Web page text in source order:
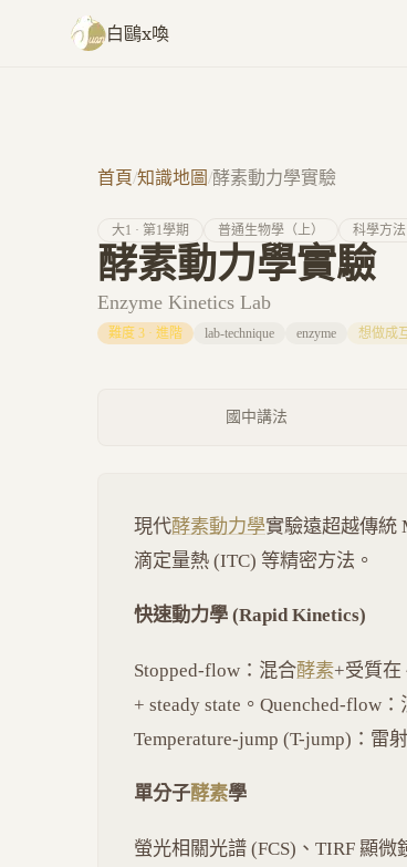
跳至主要內容
白鷗x喚
首頁/知識地圖/酵素動力學實驗
大1 · 第1學期 普通生物學（上） 科學方法
酵素動力學實驗
Enzyme Kinetics Lab
難度 3 · 進階 lab-technique enzyme 想做成
國中講法
現代酵素動力學實驗遠超越傳統
滴定量熱 (ITC) 等精密方法。
快速動力學 (Rapid Kinetics)
Stopped-flow：混合酵素+受質在
+ steady state。Quenched-flow
Temperature-jump (T-jump)：雷
單分子酵素學
螢光相關光譜 (FCS)、TIRF 顯